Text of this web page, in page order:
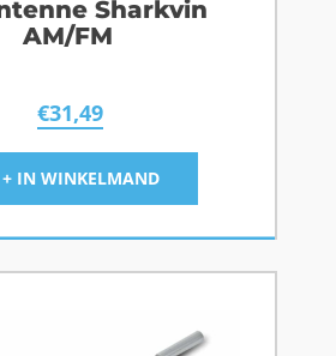
Sharkvin
AM/FM
€31,49
+ IN WINKELMAND